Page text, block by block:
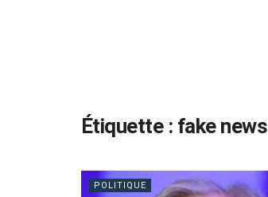
Étiquette : fake news
POLITIQUE